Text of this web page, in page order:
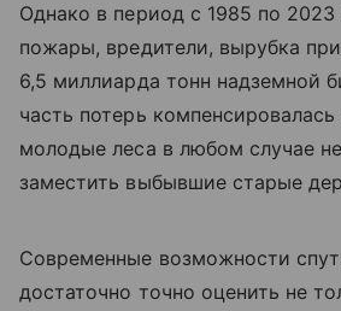
Однако в период с 1985 по 2023
пожары, вредители, вырубка
6,5 миллиарда тонн надземной
часть потерь
молодые леса в любом случае
заместить выбывшие старые
Современные возможности
достаточно точно оценить не